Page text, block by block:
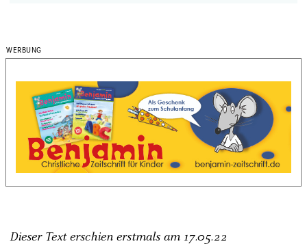
Dieser Text erschien erstmals am 17.05.22